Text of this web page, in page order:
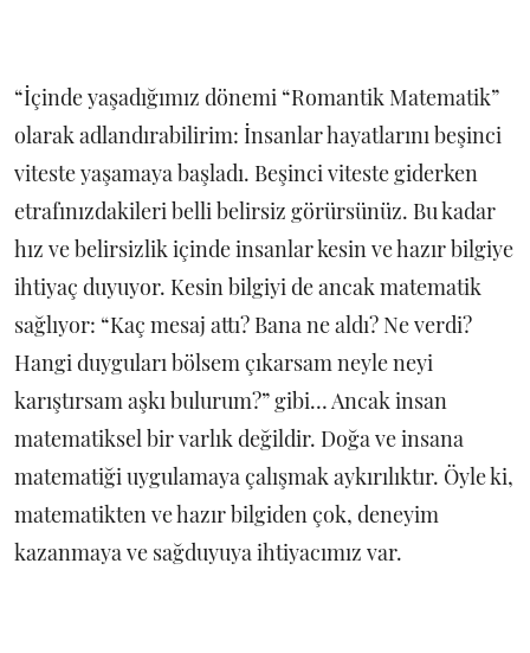
“İçinde yaşadığımız dönemi “Romantik Matematik”
olarak adlandırabilirim: İnsanlar hayatlarını beşinci
viteste yaşamaya başladı. Beşinci viteste giderken
etrafınızdakileri belli belirsiz görürsünüz. Bu kadar
hız ve belirsizlik içinde insanlar kesin ve hazır bilgiye
ihtiyaç duyuyor. Kesin bilgiyi de ancak matematik
sağlıyor: “Kaç mesaj attı? Bana ne aldı? Ne verdi?
Hangi duyguları bölsem çıkarsam neyle neyi
karıştırsam aşkı bulurum?” gibi… Ancak insan
matematiksel bir varlık değildir. Doğa ve insana
matematiği uygulamaya çalışmak aykırılıktır. Öyle ki,
matematikten ve hazır bilgiden çok, deneyim
kazanmaya ve sağduyuya ihtiyacımız var.